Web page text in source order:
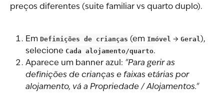
preços diferentes (suite familiar vs quarto duplo).
Em Definições de crianças (em Imóvel → Geral ),
selecione Cada alojamento/quarto.
Aparece um banner azul: "Para gerir as
definições de crianças e faixas etárias por
alojamento, vá a Propriedade / Alojamentos."